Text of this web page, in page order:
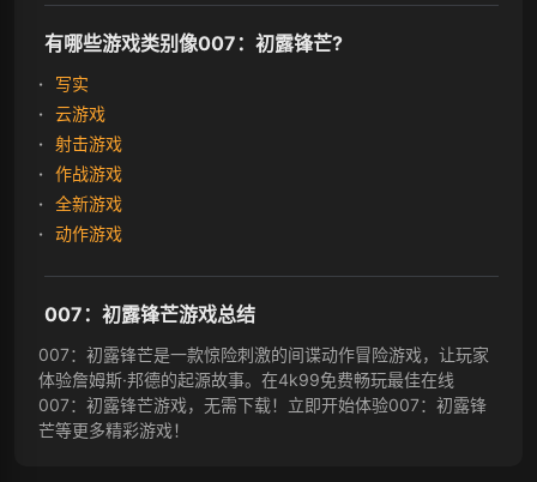
有哪些游戏类别像007：初露锋芒?
写实
云游戏
射击游戏
作战游戏
全新游戏
动作游戏
007：初露锋芒游戏总结
007：初露锋芒是一款惊险刺激的间谍动作冒险游戏，让玩家
体验詹姆斯·邦德的起源故事。在4k99免费畅玩最佳在线
007：初露锋芒游戏，无需下载！立即开始体验007：初露锋
芒等更多精彩游戏！